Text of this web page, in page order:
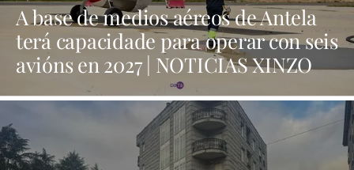
A base de medios aéreos de Antela
terá capacidade para operar con seis
avións en 2027 | NOTICIAS XINZO